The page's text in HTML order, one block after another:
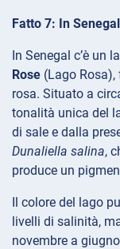
Fatto 7: In
In Senegal c’è un
Rose (Lago
rosa. Situato a
tonalità unica del
di sale e dalla
Dunaliella salina,
produce un
Il colore del lago
livelli di salinità,
novembre a